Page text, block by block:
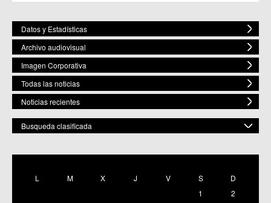
Datos y Estadísticas
Archivo audiovisual
Imagen Corporativa
Todas las noticias
Noticias recientes
Busqueda clasificada
C.M. Baños y Mendigo
L M X J V S
D
1
2